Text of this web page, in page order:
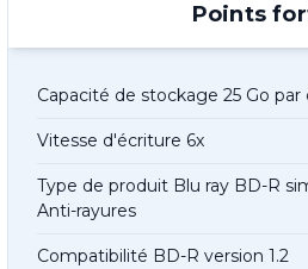
Points
Capacité de stockage 25 Go par
Vitesse d'écriture 6x
Type de produit Blu ray BD-R
Anti-rayures
Compatibilité BD-R version 1.2